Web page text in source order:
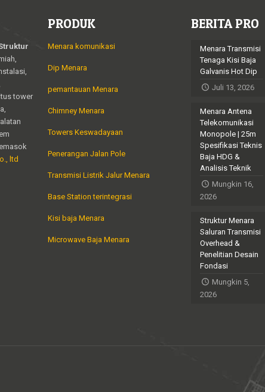
tower
ltd
PRODUK
Menara komunikasi
Dip Menara
pemantauan Menara
Chimney Menara
Towers Keswadayaan
Penerangan Jalan Pole
Transmisi Listrik Jalur Menara
Base Station terintegrasi
Kisi baja Menara
Microwave Baja Menara
BERITA PRO
Menara Transmisi
Tenaga Kisi Baja
Galvanis Hot Dip
Juli 13, 2026
Menara Antena
Telekomunikasi
Monopole | 25m
Spesifikasi Teknis
Baja HDG &
Analisis Teknik
Mungkin 16,
2026
Struktur Menara
Saluran Transmisi
Overhead &
Penelitian Desain
Fondasi
Mungkin 5,
2026